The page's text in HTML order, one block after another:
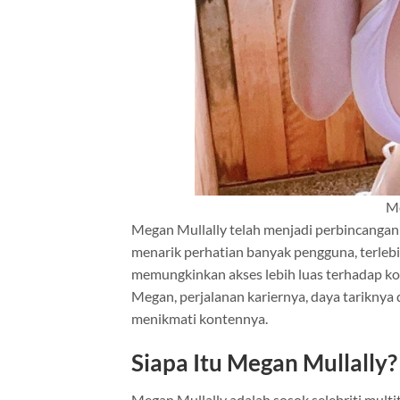
Megan Mullally telah menjadi
menarik perhatian banyak pengguna,
memungkinkan akses lebih luas terhadap
Megan, perjalanan kariernya, daya
menikmati kontennya.
Siapa Itu Megan Mullally?